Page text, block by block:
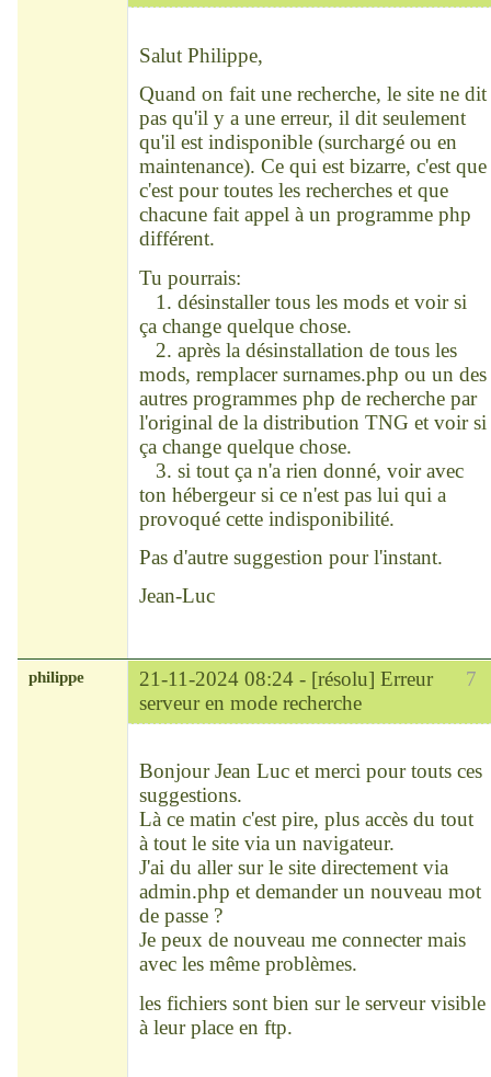
Salut Philippe,
Quand on fait une recherche, le site ne dit
pas qu'il y a une erreur, il dit seulement
qu'il est indisponible (surchargé ou en
maintenance). Ce qui est bizarre, c'est que
c'est pour toutes les recherches et que
chacune fait appel à un programme php
différent.
Tu pourrais:
1. désinstaller tous les mods et voir si
ça change quelque chose.
2. après la désinstallation de tous les
mods, remplacer surnames.php ou un des
autres programmes php de recherche par
l'original de la distribution TNG et voir si
ça change quelque chose.
3. si tout ça n'a rien donné, voir avec
ton hébergeur si ce n'est pas lui qui a
provoqué cette indisponibilité.
Pas d'autre suggestion pour l'instant.
Jean-Luc
7
philippe 21-11-2024 08:24 - [résolu] Erreur
serveur en mode recherche
Bonjour Jean Luc et merci pour touts ces
suggestions.
Là ce matin c'est pire, plus accès du tout
à tout le site via un navigateur.
J'ai du aller sur le site directement via
admin.php et demander un nouveau mot
de passe ?
Je peux de nouveau me connecter mais
avec les même problèmes.
les fichiers sont bien sur le serveur visible
à leur place en ftp.